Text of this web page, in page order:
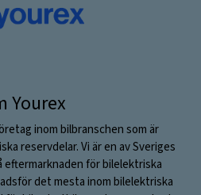
Yourex
inom bilbranschen som är
reservdelar. Vi är en av Sveriges
för bilelektriska
det mesta inom bilelektriska